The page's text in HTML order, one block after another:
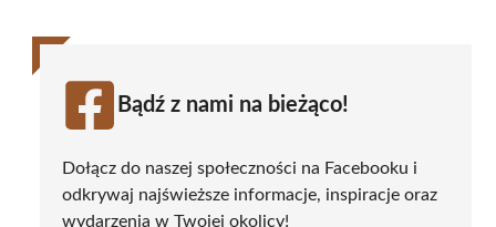
Bądź z nami na bieżąco!
Dołącz do naszej społeczności na Facebooku i
odkrywaj najświeższe informacje, inspiracje oraz
wydarzenia w Twojej okolicy!